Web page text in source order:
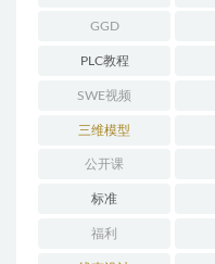
GGD
PLC教程
SWE视频
三维模型
公开课
标准
福利